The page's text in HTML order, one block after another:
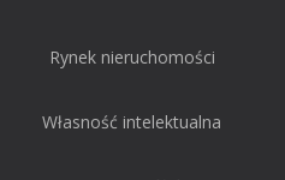
Rynek nieruchomości
Własność intelektualna